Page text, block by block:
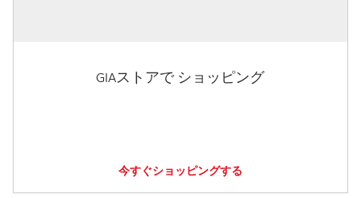
GIAストアで ショッピング
今すぐショッピングする